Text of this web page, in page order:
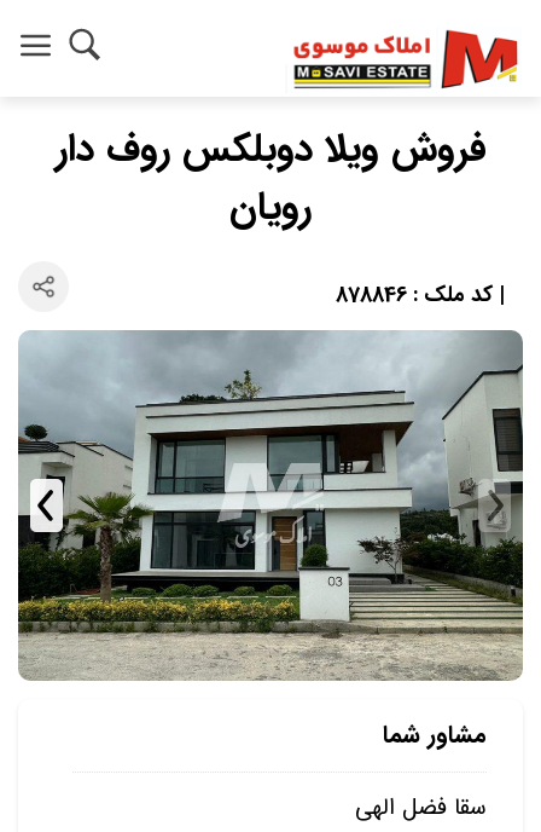
فروش ویلا دوبلکس روف دار
رویان
| کد ملک : 878846
مشاور شما
سقا فضل الهی